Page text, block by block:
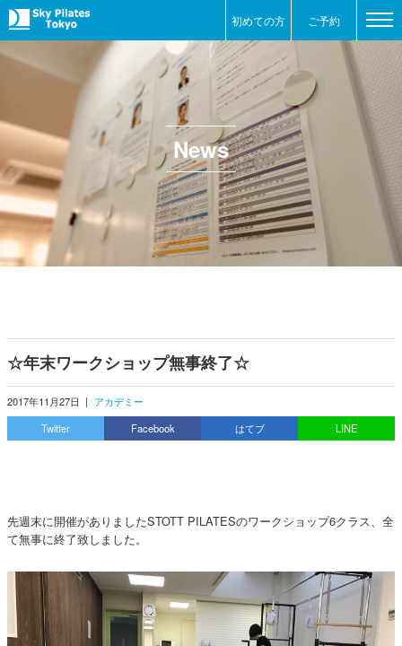
初めての方 ご予約
News
☆年末ワークショップ無事終了☆
2017年11月27日 | アカデミー
Twitter
Facebook はてブ LINE
先週末に開催がありましたSTOTT PILATESのワークショップ6クラス、全
て無事に終了致しました。